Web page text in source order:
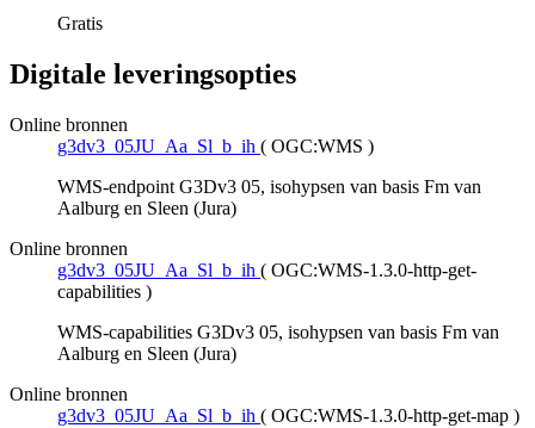
Gratis
Digitale leveringsopties
Online bronnen
g3dv3_05JU_Aa_Sl_b_ih ( OGC:WMS )
WMS-endpoint G3Dv3 05, isohypsen van basis Fm van
Aalburg en Sleen (Jura)
Online bronnen
g3dv3_05JU_Aa_Sl_b_ih ( OGC:WMS-1.3.0-http-get-
capabilities )
WMS-capabilities G3Dv3 05, isohypsen van basis Fm van
Aalburg en Sleen (Jura)
Online bronnen
g3dv3_05JU_Aa_Sl_b_ih ( OGC:WMS-1.3.0-http-get-map )